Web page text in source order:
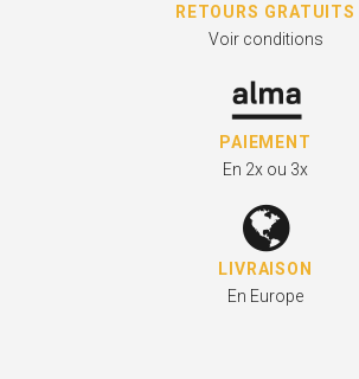
RETOURS GRATUITS
Voir conditions
PAIEMENT
En 2x ou 3x
LIVRAISON
En Europe